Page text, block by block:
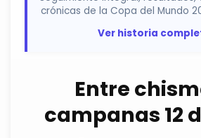
crónicas de la Copa del Mundo
Ver historia
Entre
campanas 12